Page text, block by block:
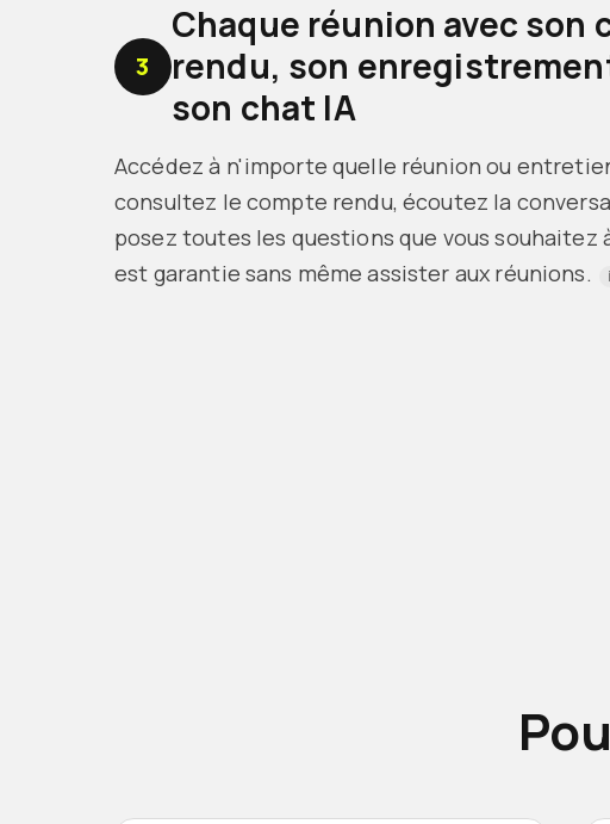
3
Chaque réunion avec son
rendu, son
son chat IA
Accédez à n'importe quelle réunion ou
consultez le compte rendu, écoutez la
posez toutes les questions que vous souhaitez
est garantie sans même assister aux réunions.
i